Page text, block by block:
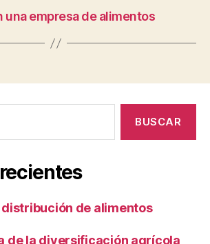
una empresa de alimentos
de alimentos
de la diversificación agrícola